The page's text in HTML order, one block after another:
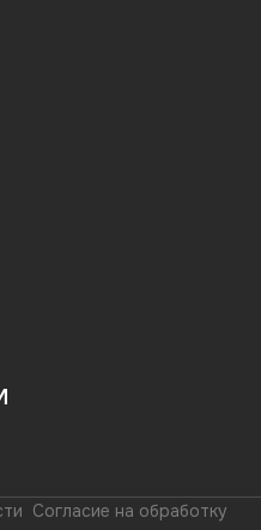
Согласие на обработку